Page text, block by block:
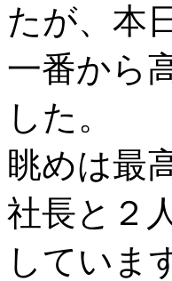
たが、本
一番から
した。
眺めは最
社長と２
していま